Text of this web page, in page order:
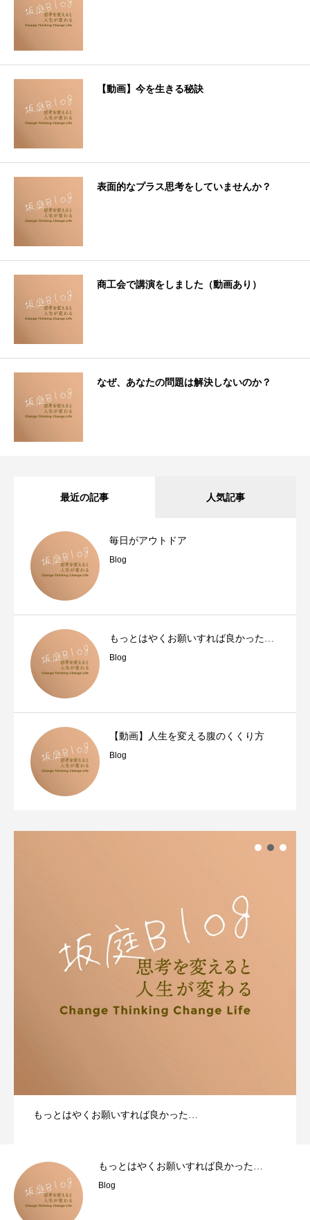
【動画】今を生きる秘訣
表面的なプラス思考をしていませんか？
商工会で講演をしました（動画あり）
なぜ、あなたの問題は解決しないのか？
最近の記事 人気記事
毎日がアウトドア
Blog
もっとはやくお願いすれば良かった…
Blog
【動画】人生を変える腹のくくり方
Blog
もっとはやくお願いすれば良かった…
もっとはやくお願いすれば良かった…
Blog